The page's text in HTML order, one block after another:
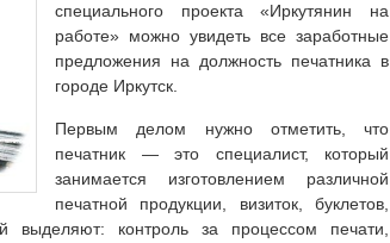
специального проекта «Иркутянин на
работе» можно увидеть все заработные
предложения на должность печатника в
городе Иркутск.
Первым делом нужно отметить, что
печатник — это специалист, который
занимается изготовлением различной
печатной продукции, визиток, буклетов,
контроль за процессом печати,